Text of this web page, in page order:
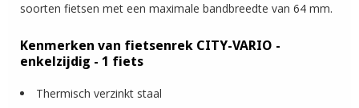
soorten fietsen met een maximale bandbreedte van 64 mm.
Kenmerken van fietsenrek CITY-VARIO -
enkelzijdig - 1 fiets
Thermisch verzinkt staal